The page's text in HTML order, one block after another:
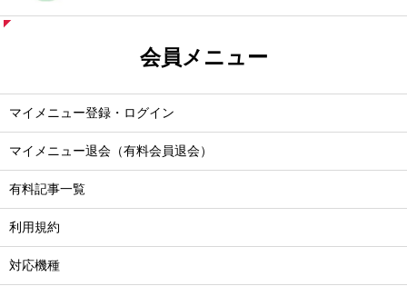
会員メニュー
マイメニュー登録・ログイン
マイメニュー退会（有料会員退会）
有料記事一覧
利用規約
対応機種